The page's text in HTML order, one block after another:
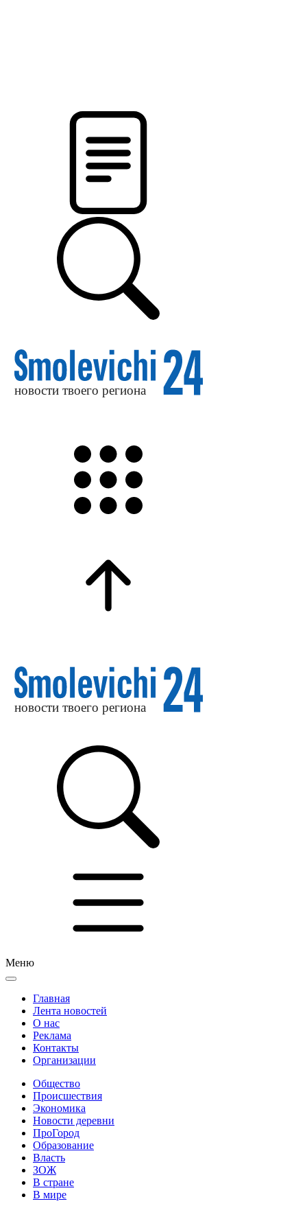
Меню
Главная
Лента новостей
О нас
Реклама
Контакты
Организации
Общество
Происшествия
Экономика
Новости деревни
ПроГород
Образование
Власть
ЗОЖ
В стране
В мире